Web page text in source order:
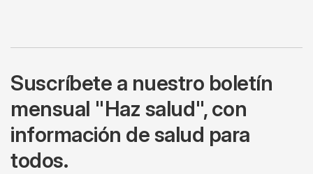
Suscríbete a nuestro boletín
mensual "Haz salud", con
información de salud para
todos.